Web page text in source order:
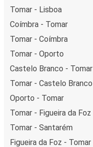
Tomar - Lisboa
Coímbra - Tomar
Tomar - Coímbra
Tomar - Oporto
Castelo Branco - Tomar
Tomar - Castelo Branco
Oporto - Tomar
Tomar - Figueira da Foz
Tomar - Santarém
Figueira da Foz - Tomar